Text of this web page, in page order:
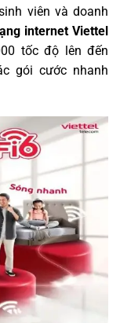
viên và doanh
internet Viettel
tốc độ lên đến
gói cước nhanh